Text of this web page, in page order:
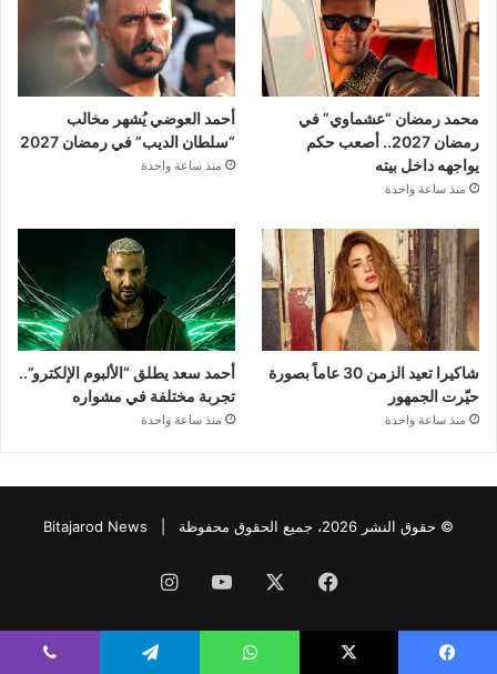
محمد رمضان “عشماوي” في
رمضان 2027.. أصعب حكم
يواجهه داخل بيته
منذ ساعة واحدة
أحمد العوضي يُشهر مخالب
“سلطان الديب” في رمضان 2027
منذ ساعة واحدة
شاكيرا تعيد الزمن 30 عاماً بصورة
حيّرت الجمهور
منذ ساعة واحدة
أحمد سعد يطلق “الألبوم الإلكترو”..
تجربة مختلفة في مشواره
منذ ساعة واحدة
© حقوق النشر 2026، جميع الحقوق محفوظة | Bitajarod News
فيسبوك ‫YouTubeانستقرام